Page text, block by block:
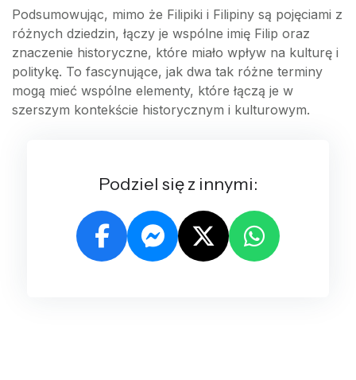
Podsumowując, mimo że Filipiki i Filipiny są pojęciami z
różnych dziedzin, łączy je wspólne imię Filip oraz
znaczenie historyczne, które miało wpływ na kulturę i
politykę. To fascynujące, jak dwa tak różne terminy
mogą mieć wspólne elementy, które łączą je w
szerszym kontekście historycznym i kulturowym.
Podziel się z innymi: